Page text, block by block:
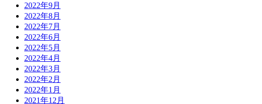
2022年9月
2022年8月
2022年7月
2022年6月
2022年5月
2022年4月
2022年3月
2022年2月
2022年1月
2021年12月